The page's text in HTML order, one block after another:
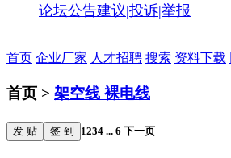
论坛公告建议|投诉|举报
首页 企业厂家 人才招聘 搜索 资料下载
首页 > 架空线 裸电线
发 贴 签 到 1234 ... 6 下一页